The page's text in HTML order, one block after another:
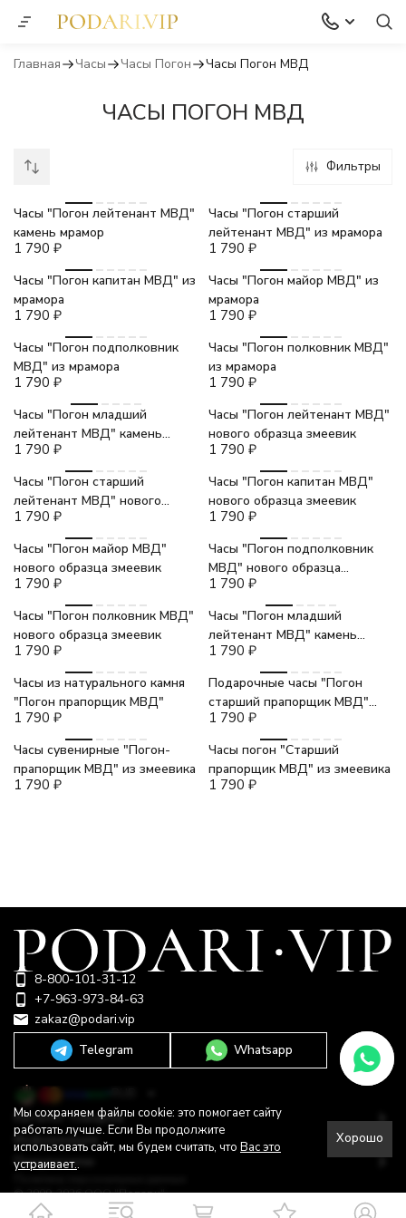
Главная Часы Часы Погон Часы Погон МВД
ЧАСЫ ПОГОН МВД
Фильтры
Часы "Погон лейтенант МВД"
камень мрамор
1 790 ₽
Часы "Погон старший
лейтенант МВД" из мрамора
1 790 ₽
Часы "Погон капитан МВД" из
мрамора
1 790 ₽
Часы "Погон майор МВД" из
мрамора
1 790 ₽
Часы "Погон подполковник
МВД" из мрамора
1 790 ₽
Часы "Погон полковник МВД"
из мрамора
1 790 ₽
Часы "Погон младший
лейтенант МВД" камень
мрамор
1 790 ₽
Часы "Погон лейтенант МВД"
нового образца змеевик
1 790 ₽
Часы "Погон старший
лейтенант МВД" нового
образца змеевик
1 790 ₽
Часы "Погон капитан МВД"
нового образца змеевик
1 790 ₽
Часы "Погон майор МВД"
нового образца змеевик
1 790 ₽
Часы "Погон подполковник
МВД" нового образца
змеевик
1 790 ₽
Часы "Погон полковник МВД"
нового образца змеевик
1 790 ₽
Часы "Погон младший
лейтенант МВД" камень
змеевик
1 790 ₽
Часы из натурального камня
"Погон прапорщик МВД"
1 790 ₽
Подарочные часы "Погон
старший прапорщик МВД"
мрамор
1 790 ₽
Часы сувенирные "Погон-
прапорщик МВД" из змеевика
1 790 ₽
Часы погон "Старший
прапорщик МВД" из змеевика
1 790 ₽
8-800-101-31-12
+7-963-973-84-63
zakaz@podari.vip
Telegram
Whatsapp
Каталог товаров
Информация
Покупателю
© 2009-2026 ООО "Подари"
Shop-Script —
Разработано в bodysite.ru
Мы сохраняем файлы cookie: это помогает сайту
работать лучше. Если Вы продолжите
использовать сайт, мы будем считать, что Вас это
устраивает..
Хорошо